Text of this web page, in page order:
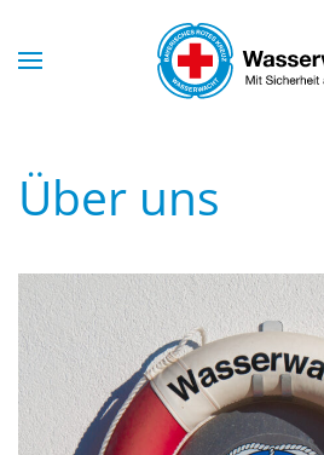
Skip to main content
Über uns